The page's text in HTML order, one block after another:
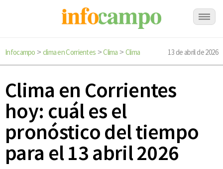
Infocampo > clima en Corrientes >Clima > Clima 13 de abril de 2026
Clima en Corrientes
hoy: cuál es el
pronóstico del tiempo
para el 13 abril 2026